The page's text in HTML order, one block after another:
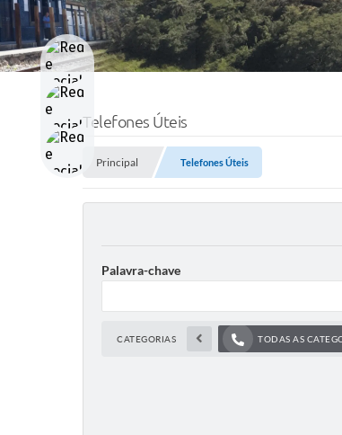
Telefones Úteis
Principal Telefones Úteis
Palavra-chave
CATEGORIAS TODAS AS